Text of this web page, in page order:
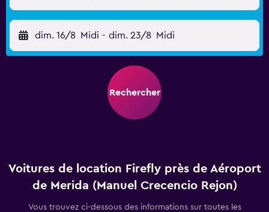
dim. 16/8 Midi - dim. 23/8 Midi
Rechercher
Voitures de location Firefly près de Aéroport
de Merida (Manuel Crecencio Rejon)
Vous trouvez ci-dessous des informations sur toutes les